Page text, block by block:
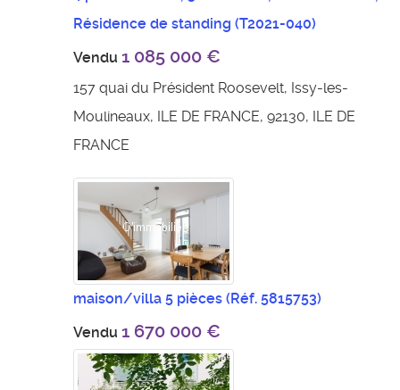
Résidence de standing (T2021-040)
Vendu 1 085 000 €
157 quai du Président Roosevelt, Issy-les-
Moulineaux, ILE DE FRANCE, 92130, ILE DE
FRANCE
maison/villa 5 pièces (Réf. 5815753)
Vendu 1 670 000 €